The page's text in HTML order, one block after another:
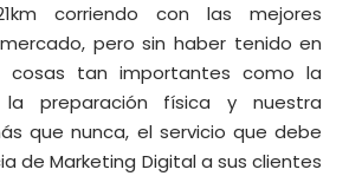
corriendo con las mejores
pero sin haber tenido en
cosas tan importantes como la
la preparación física y nuestra
que nunca, el servicio que debe
de Marketing Digital a sus clientes